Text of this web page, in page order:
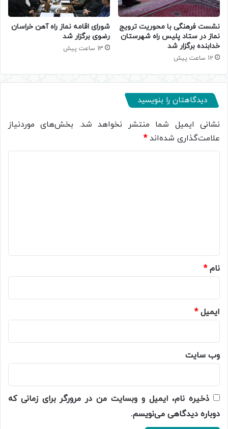
نشست فرهنگی با محوریت ترویج
نماز در ستاد پلیس راه شهرستان
خدابنده برگزار شد
12 ساعت پیش
شورای اقامه نماز راه آهن خراسان
رضوی برگزار شد
13 ساعت پیش
دیدگاهتان را بنویسید
نشانی ایمیل شما منتشر نخواهد شد. بخش‌های موردنیاز
علامت‌گذاری شده‌اند*
نام*
ایمیل*
وب‌ سایت
ذخیره نام، ایمیل و وبسایت من در مرورگر برای زمانی که
دوباره دیدگاهی می‌نویسم.